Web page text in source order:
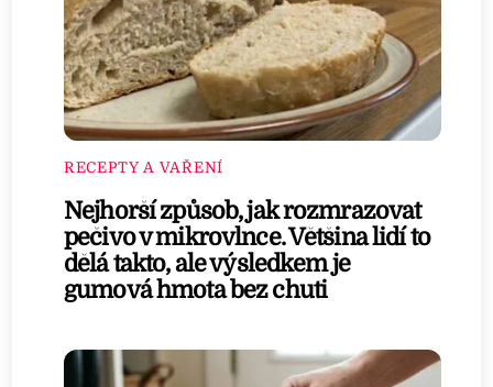
RECEPTY A VAŘENÍ
Nejhorší způsob, jak rozmrazovat
pečivo v mikrovlnce. Většina lidí to
dělá takto, ale výsledkem je
gumová hmota bez chuti